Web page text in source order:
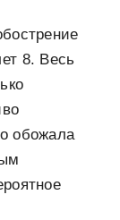
8. Весь
обожала